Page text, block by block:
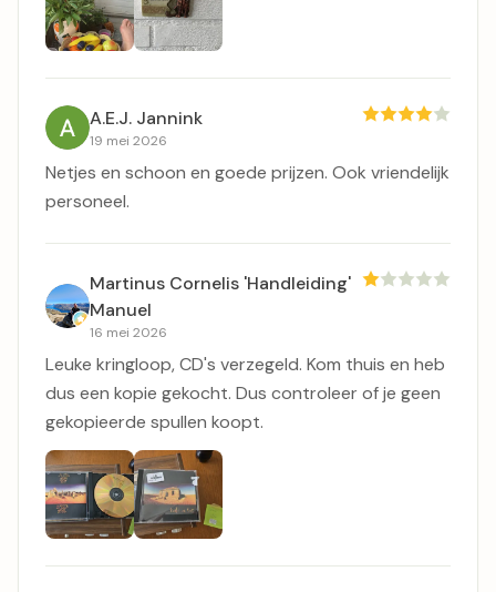
A.E.J. Jannink
19 mei 2026
Netjes en schoon en goede prijzen. Ook vriendelijk
personeel.
Martinus Cornelis 'Handleiding'
Manuel
16 mei 2026
Leuke kringloop, CD's verzegeld. Kom thuis en heb
dus een kopie gekocht. Dus controleer of je geen
gekopieerde spullen koopt.